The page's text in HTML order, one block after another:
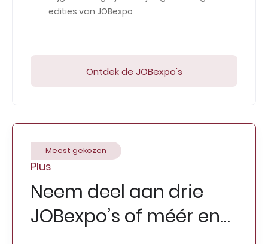
edities van JOBexpo
Ontdek de JOBexpo's
Meest gekozen
Plus
Neem deel aan drie
JOBexpo’s of méér en…